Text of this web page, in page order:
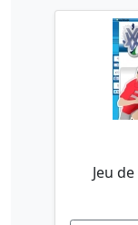
Jeu